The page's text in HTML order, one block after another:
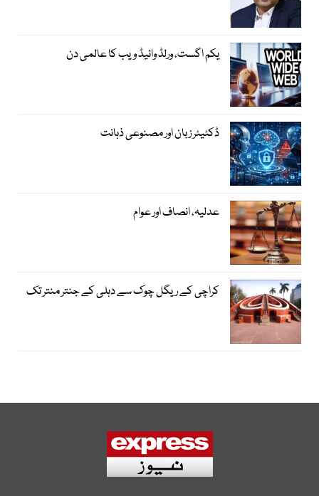
یکم اگست، ورلڈ وائیڈ ویب کا عالمی دن
ڈکٹیٹر زبان اور مصنوعی ذہانت
عدلیہ، انصاف اور عوام
کراچی کے ریگل چوک سے دہلی کے جنتر منتر تک